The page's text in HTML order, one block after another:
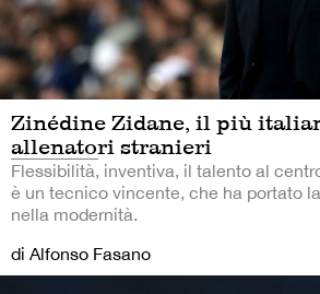
Zinédine Zidane, il più
allenatori stranieri
Flessibilità, inventiva, il talento al
è un tecnico vincente, che ha portato
nella modernità.
di Alfonso Fasano